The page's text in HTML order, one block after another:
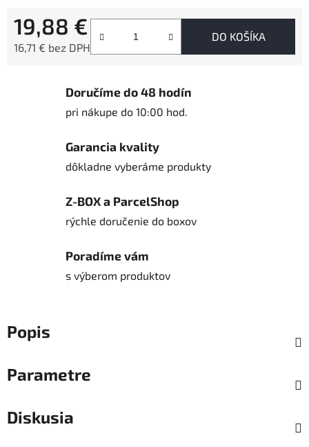
19,88 €
16,71 € bez DPH
DO KOŠÍKA
Doručíme do 48 hodín
pri nákupe do 10:00 hod.
Garancia kvality
dôkladne vyberáme produkty
Z-BOX a ParcelShop
rýchle doručenie do boxov
Poradíme vám
s výberom produktov
Popis
Parametre
Diskusia